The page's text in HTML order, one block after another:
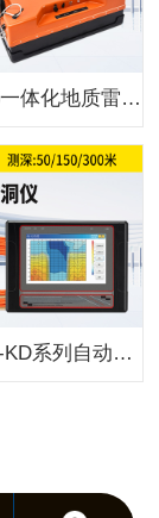
普奇PQ625一体化地质雷达探测系统
普奇PQWT-KD系列自动成图空洞仪